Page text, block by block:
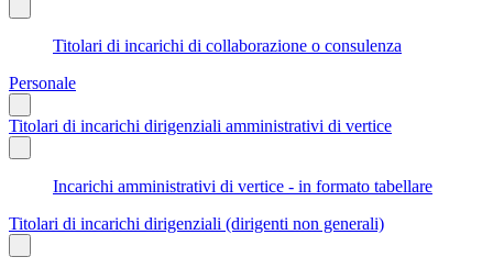
Titolari di incarichi di collaborazione o consulenza
Personale
Titolari di incarichi dirigenziali amministrativi di vertice
Incarichi amministrativi di vertice - in formato tabellare
Titolari di incarichi dirigenziali (dirigenti non generali)